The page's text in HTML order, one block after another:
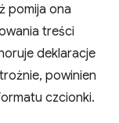
pomija ona
treści
deklaracje
powinien
czcionki.